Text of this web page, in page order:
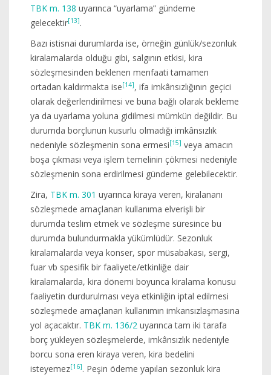
TBK m. 138 uyarınca “uyarlama” gündeme
gelecektir[13].
Bazı istisnai durumlarda ise, örneğin günlük/sezonluk
kiralamalarda olduğu gibi, salgının etkisi, kira
sözleşmesinden beklenen menfaati tamamen
ortadan kaldırmakta ise[14], ifa imkânsızlığının geçici
olarak değerlendirilmesi ve buna bağlı olarak bekleme
ya da uyarlama yoluna gidilmesi mümkün değildir. Bu
durumda borçlunun kusurlu olmadığı imkânsızlık
nedeniyle sözleşmenin sona ermesi[15] veya amacın
boşa çıkması veya işlem temelinin çökmesi nedeniyle
sözleşmenin sona erdirilmesi gündeme gelebilecektir.
Zira, TBK m. 301 uyarınca kiraya veren, kiralananı
sözleşmede amaçlanan kullanıma elverişli bir
durumda teslim etmek ve sözleşme süresince bu
durumda bulundurmakla yükümlüdür. Sezonluk
kiralamalarda veya konser, spor müsabakası, sergi,
fuar vb spesifik bir faaliyete/etkinliğe dair
kiralamalarda, kira dönemi boyunca kiralama konusu
faaliyetin durdurulması veya etkinliğin iptal edilmesi
sözleşmede amaçlanan kullanımın imkansızlaşmasına
yol açacaktır. TBK m. 136/2 uyarınca tam iki tarafa
borç yükleyen sözleşmelerde, imkânsızlık nedeniyle
borcu sona eren kiraya veren, kira bedelini
isteyemez[16]. Peşin ödeme yapılan sezonluk kira